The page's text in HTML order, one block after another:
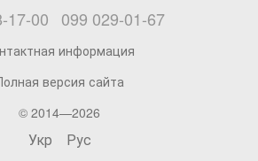
17-00 099 029-01-67
информация
версия сайта
© 2014—2026
Укр Рус